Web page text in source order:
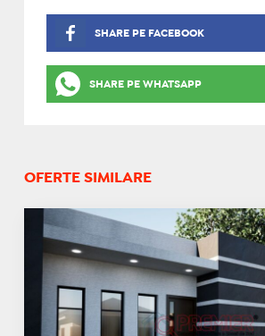
SHARE PE FACEBOOK
SHARE PE WHATSAPP
OFERTE SIMILARE